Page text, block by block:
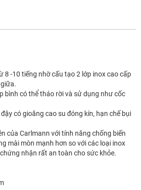
8 -10 tiếng nhờ cấu tạo 2 lớp inox cao cấp
bình có thể tháo rời và sử dụng như cốc
có gioăng cao su đóng kín, hạn chế bụi
của Carlmann với tính năng chống biến
mài mòn mạnh hơn so với các loại inox
nhận rất an toàn cho sức khỏe.